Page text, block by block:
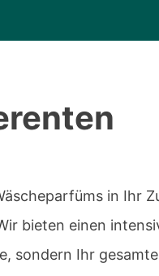
in Ihr
bieten einen
sondern Ihr